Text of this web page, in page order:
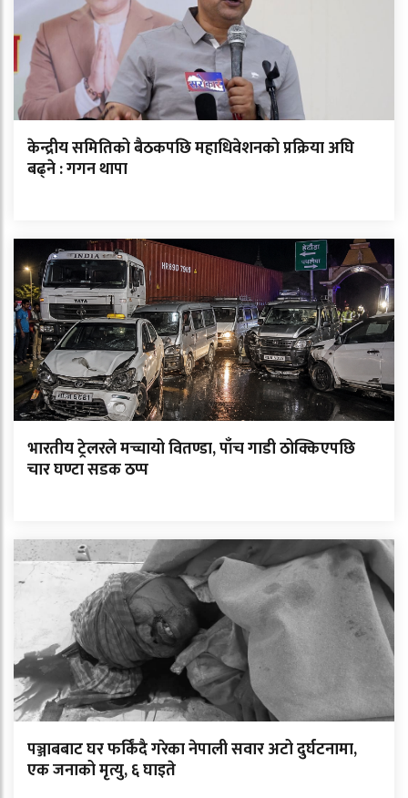
केन्द्रीय समितिको बैठकपछि महाधिवेशनको प्रक्रिया अघि
बढ्ने : गगन थापा
भारतीय ट्रेलरले मच्चायो वितण्डा, पाँच गाडी ठोक्किएपछि
चार घण्टा सडक ठप्प
पञ्जाबबाट घर फर्किंदै गरेका नेपाली सवार अटो दुर्घटनामा,
एक जनाको मृत्यु, ६ घाइते